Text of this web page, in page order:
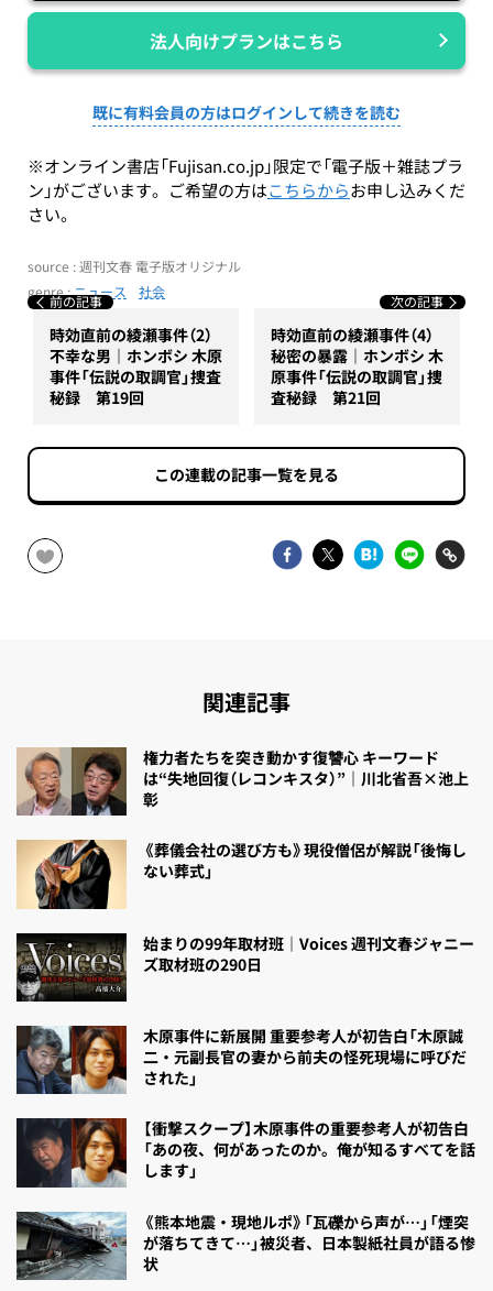
法人向けプランはこちら
既に有料会員の方はログインして続きを読む
※オンライン書店「Fujisan.co.jp」限定で「電子版＋雑誌プラ
ン」がございます。ご希望の方はこちらからお申し込みくだ
さい。
source : 週刊文春 電子版オリジナル
genre :ニュース 社会
前の記事
時効直前の綾瀬事件（2）
不幸な男｜ホンボシ 木原
事件「伝説の取調官」捜査
秘録 第19回
次の記事
時効直前の綾瀬事件（4）
秘密の暴露｜ホンボシ 木
原事件「伝説の取調官」捜
査秘録 第21回
この連載の記事一覧を見る
関連記事
権力者たちを突き動かす復讐心 キーワード
は“失地回復（レコンキスタ）”｜川北省吾×池上
彰
《葬儀会社の選び方も》現役僧侶が解説「後悔し
ない葬式」
始まりの99年取材班｜Voices 週刊文春ジャニー
ズ取材班の290日
木原事件に新展開 重要参考人が初告白「木原誠
二・元副長官の妻から前夫の怪死現場に呼びだ
された」
【衝撃スクープ】木原事件の重要参考人が初告白
「あの夜、何があったのか。俺が知るすべてを話
します」
《熊本地震・現地ルポ》「瓦礫から声が…」「煙突
が落ちてきて…」被災者、日本製紙社員が語る惨
状